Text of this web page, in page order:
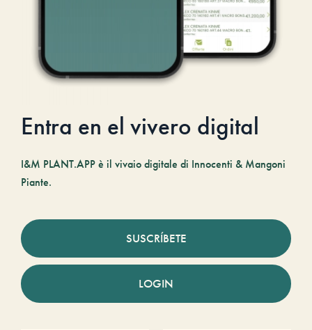
Entra en el vivero digital
I&M PLANT.APP è il vivaio digitale di Innocenti & Mangoni
Piante.
SUSCRÍBETE
LOGIN